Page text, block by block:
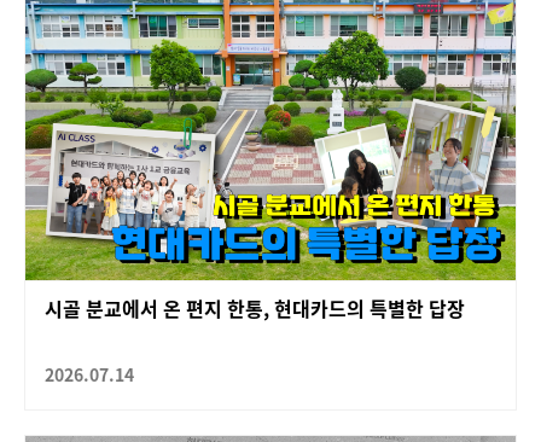
시골 분교에서 온 편지 한통, 현대카드의 특별한 답장
2026.07.14